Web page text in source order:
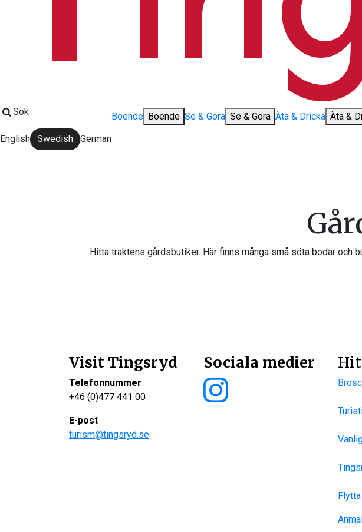
Sök
Change language:
English Swedish German
Boende Boende Se & Göra Se & Göra Äta & Dricka Äta &
Hitta traktens gårdsbutiker. Här finns många små söta bodar och
Visit Tingsryd
Telefonnummer
+46 (0)477 441 00
E-post
turism@tingsryd.se
Sociala medier